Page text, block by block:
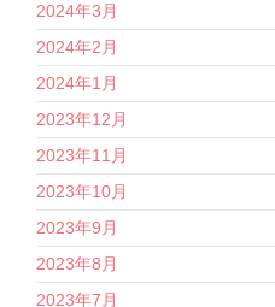
2024年3月
2024年2月
2024年1月
2023年12月
2023年11月
2023年10月
2023年9月
2023年8月
2023年7月